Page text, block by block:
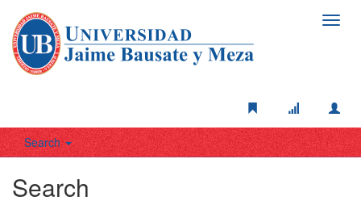
Search
Search